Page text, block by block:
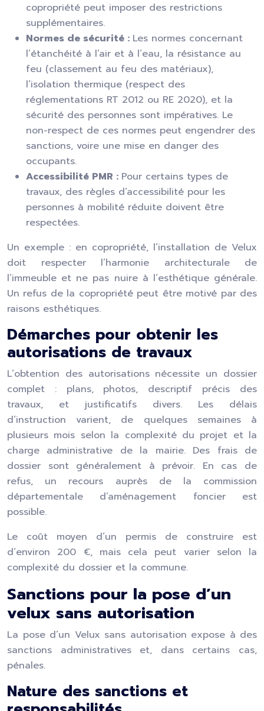
copropriété peut imposer des restrictions
supplémentaires.
Normes de sécurité : Les normes concernant
l’étanchéité à l’air et à l’eau, la résistance au
feu (classement au feu des matériaux),
l’isolation thermique (respect des
réglementations RT 2012 ou RE 2020), et la
sécurité des personnes sont impératives. Le
non-respect de ces normes peut engendrer des
sanctions, voire une mise en danger des
occupants.
Accessibilité PMR : Pour certains types de
travaux, des règles d’accessibilité pour les
personnes à mobilité réduite doivent être
respectées.
Un exemple : en copropriété, l’installation de Velux
doit respecter l’harmonie architecturale de
l’immeuble et ne pas nuire à l’esthétique générale.
Un refus de la copropriété peut être motivé par des
raisons esthétiques.
Démarches pour obtenir les
autorisations de travaux
L’obtention des autorisations nécessite un dossier
complet : plans, photos, descriptif précis des
travaux, et justificatifs divers. Les délais
d’instruction varient, de quelques semaines à
plusieurs mois selon la complexité du projet et la
charge administrative de la mairie. Des frais de
dossier sont généralement à prévoir. En cas de
refus, un recours auprès de la commission
départementale d’aménagement foncier est
possible.
Le coût moyen d’un permis de construire est
d’environ 200 €, mais cela peut varier selon la
complexité du dossier et la commune.
Sanctions pour la pose d’un
velux sans autorisation
La pose d’un Velux sans autorisation expose à des
sanctions administratives et, dans certains cas,
pénales.
Nature des sanctions et